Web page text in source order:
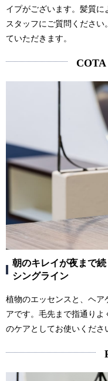
イプがございます。髪質
スタッフにご質問くださ
ていただきます。
朝のキレイが夜まで
シングライン
植物のエッセンスと、ヘア
アです。毛先まで指通り
のケアとしてお使いくださ